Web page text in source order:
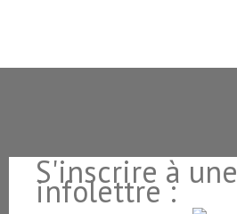
S'inscrire à une
infolettre :